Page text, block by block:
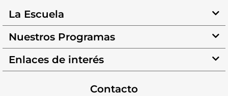
La Escuela
Nuestros Programas
Enlaces de interés
Contacto